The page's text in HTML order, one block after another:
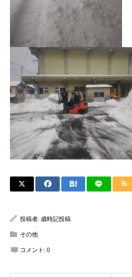
投稿者: 歳時記投稿
その他
コメント: 0